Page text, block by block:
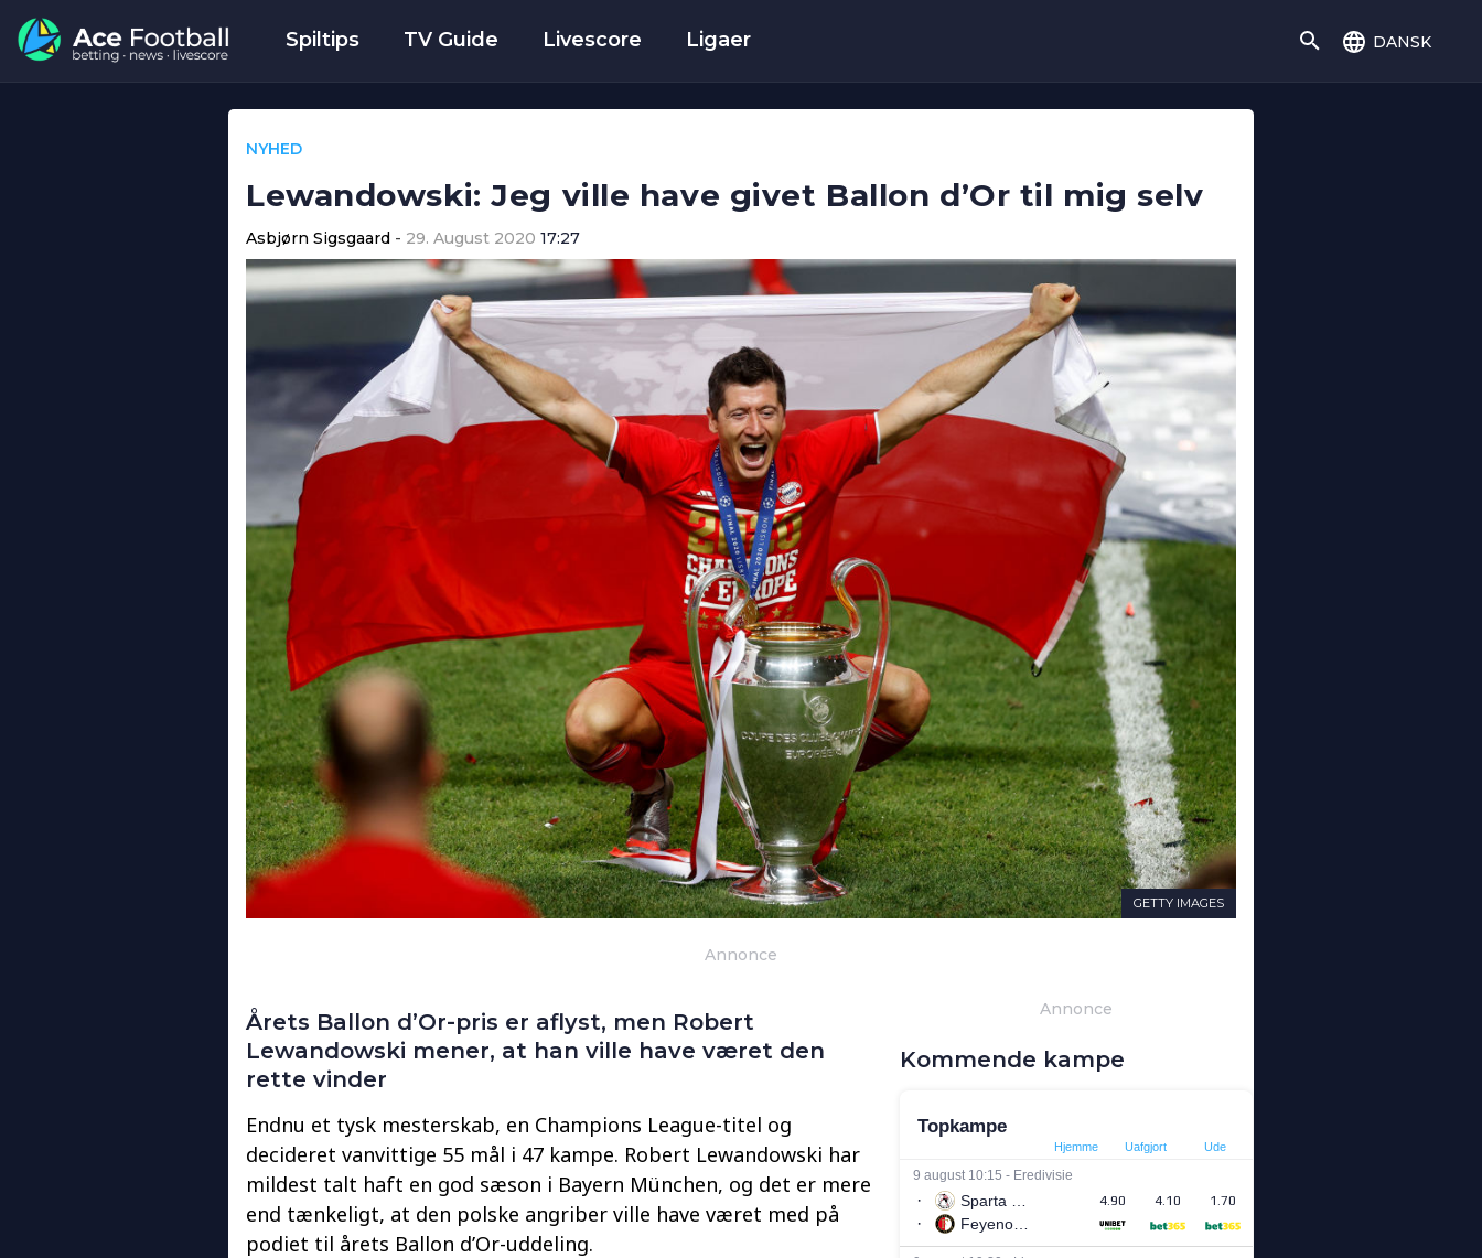
Spiltips TV Guide Livescore Ligaer dansk
NYHED
Lewandowski: Jeg ville have givet Ballon d’Or til mig selv
Asbjørn Sigsgaard 29. August 2020 17:27
GETTY IMAGES
Annonce
Årets Ballon d’Or-pris er aflyst, men Robert
Lewandowski mener, at han ville have været den
rette vinder
Endnu et tysk mesterskab, en Champions League-titel og
decideret vanvittige 55 mål i 47 kampe. Robert Lewandowski har
mildest talt haft en god sæson i Bayern München, og det er mere
end tænkeligt, at den polske angriber ville have været med på
podiet til årets Ballon d’Or-uddeling.
Annonce
Kommende kampe